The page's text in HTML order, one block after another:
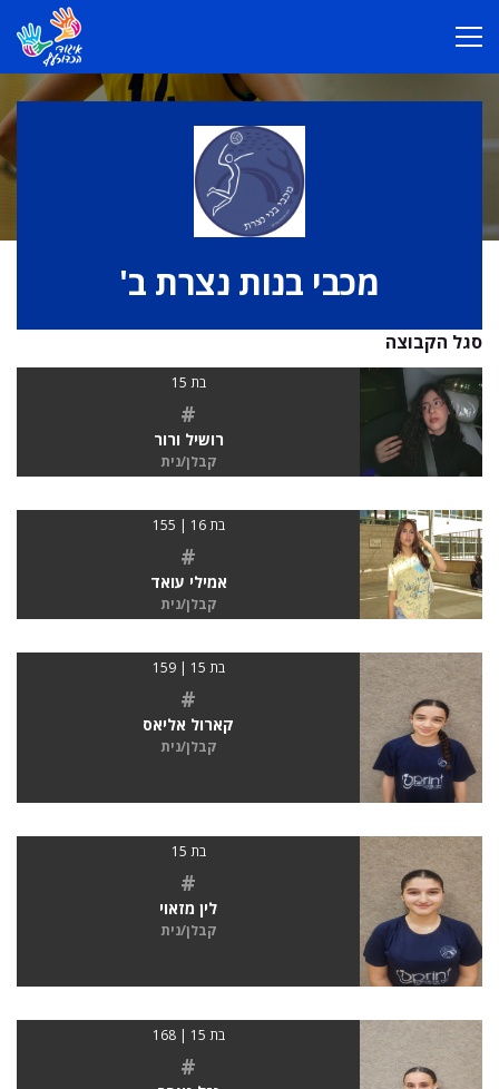
מכבי בנות נצרת ב'
סגל הקבוצה
בת 15
#
רושיל ורור
קבלן/נית
בת 16 | 155
#
אמילי עואד
קבלן/נית
בת 15 | 159
#
קארול אליאס
קבלן/נית
בת 15
#
לין מזאוי
קבלן/נית
בת 15 | 168
#